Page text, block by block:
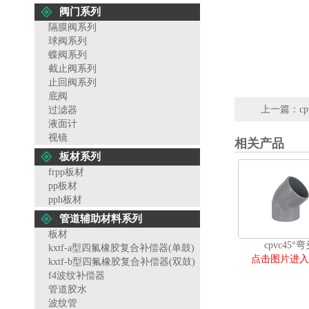
阀门系列
隔膜阀系列
球阀系列
蝶阀系列
截止阀系列
止回阀系列
底阀
过滤器
液面计
视镜
板材系列
frpp板材
pp板材
pph板材
管道辅助材料系列
板材
kxtf-a型四氟橡胶复合补偿器(单鼓)
kxtf-b型四氟橡胶复合补偿器(双鼓)
f4波纹补偿器
管道胶水
波纹管
上一篇：
相关产品
cpvc45°弯
点击图片进